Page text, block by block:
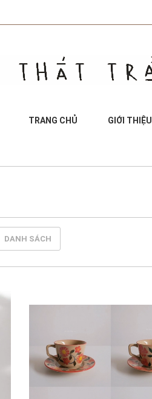
TRANG CHỦ GIỚI THIỆU
DANH SÁCH